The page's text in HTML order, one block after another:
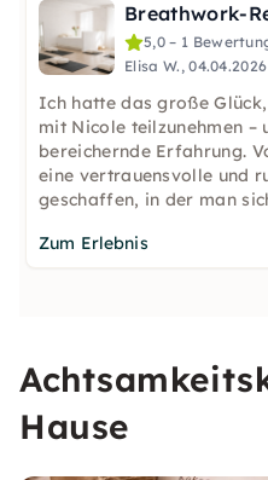
Breathwork-
5,0 – 1
Elisa W., 04.04.2026
Ich hatte das große
mit Nicole teilzunehmen –
bereichernde Erfahrung.
eine vertrauensvolle und
geschaffen, in der man
Zum Erlebnis
Hause